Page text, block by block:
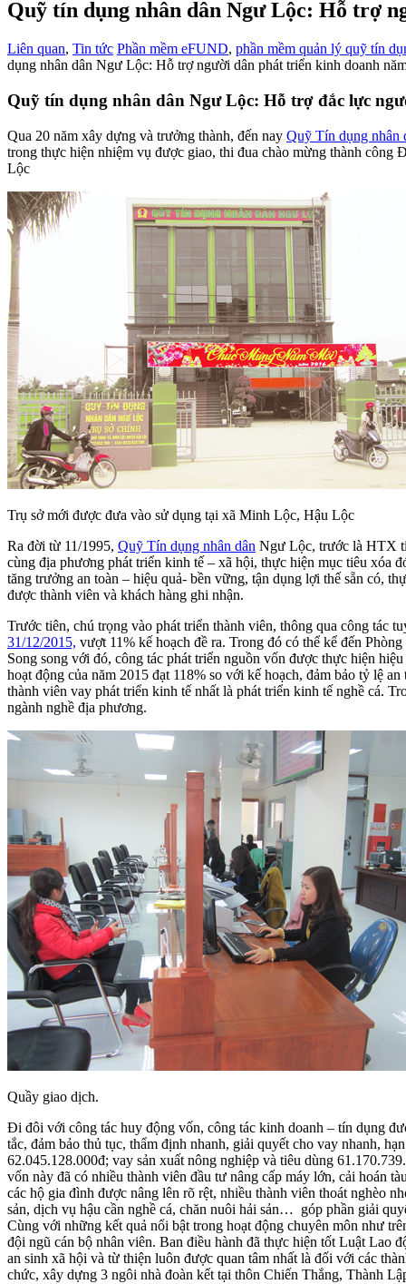
Quỹ tín dụng nhân dân Ngư Lộc: Hỗ trợ
Liên quan, Tin tức Phần mềm eFUND, phần mềm quản lý quỹ tín
dụng nhân dân Ngư Lộc: Hỗ trợ người dân phát triển kinh doanh
Quỹ tín dụng nhân dân Ngư Lộc: Hỗ trợ đắc lực
Qua 20 năm xây dựng và trưởng thành, đến nay Quỹ Tín dụng nhân
trong thực hiện nhiệm vụ được giao, thi đua chào mừng thành
Lộc
Trụ sở mới được đưa vào sử dụng tại xã Minh Lộc, Hậu Lộc
Ra đời từ 11/1995, Quỹ Tín dụng nhân dân Ngư Lộc, trước là HTX
cùng địa phương phát triển kinh tế – xã hội, thực hiện mục tiêu xóa
tăng trưởng an toàn – hiệu quả- bền vững, tận dụng lợi thế sẵn có,
được thành viên và khách hàng ghi nhận.
Trước tiên, chú trọng vào phát triển thành viên, thông qua công tác
31/12/2015, vượt 11% kế hoạch đề ra. Trong đó có thể kể đến
Song song với đó, công tác phát triển nguồn vốn được thực hiện
hoạt động của năm 2015 đạt 118% so với kế hoạch, đảm bảo tỷ lệ
thành viên vay phát triển kinh tế nhất là phát triển kinh tế nghề cá.
ngành nghề địa phương.
Quầy giao dịch.
Đi đôi với công tác huy động vốn, công tác kinh doanh – tín dụng
tắc, đảm bảo thủ tục, thẩm định nhanh, giải quyết cho vay nhanh,
62.045.128.000đ; vay sản xuất nông nghiệp và tiêu dùng
vốn này đã có nhiều thành viên đầu tư nâng cấp máy lớn, cải hoán
các hộ gia đình được nâng lên rõ rệt, nhiều thành viên thoát nghèo
sản, dịch vụ hậu cần nghề cá, chăn nuôi hải sản… góp phần giải
Cùng với những kết quả nổi bật trong hoạt động chuyên môn như
đội ngũ cán bộ nhân viên. Ban điều hành đã thực hiện tốt Luật Lao
an sinh xã hội và từ thiện luôn được quan tâm nhất là đối với các
chức, xây dựng 3 ngôi nhà đoàn kết tại thôn Chiến Thắng, Thành